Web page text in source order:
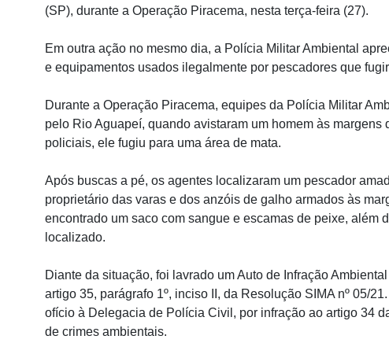
(SP), durante a Operação Piracema, nesta terça-feira (27).
Em outra ação no mesmo dia, a Polícia Militar Ambiental
e equipamentos usados ilegalmente por pescadores que
Durante a Operação Piracema, equipes da Polícia Militar
pelo Rio Aguapeí, quando avistaram um homem às margens
policiais, ele fugiu para uma área de mata.
Após buscas a pé, os agentes localizaram um pescador
proprietário das varas e dos anzóis de galho armados às
encontrado um saco com sangue e escamas de peixe, além
localizado.
Diante da situação, foi lavrado um Auto de Infração
artigo 35, parágrafo 1º, inciso II, da Resolução SIMA nº 05/
ofício à Delegacia de Polícia Civil, por infração ao artigo 34
de crimes ambientais.